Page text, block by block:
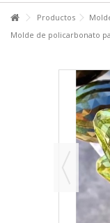
Productos
Molde de policarbonato